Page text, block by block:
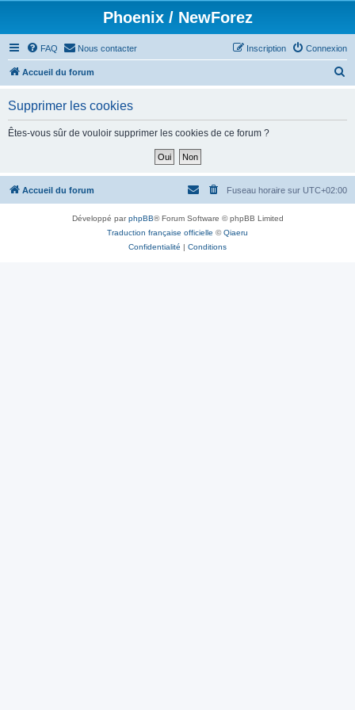
Phoenix / NewForez
FAQ Nous contacter Connexion
Inscription
Accueil du forum
h
Supprimer les cookies
Êtes-vous sûr de vouloir supprimer les cookies de ce forum ?
Accueil du forum Fuseau horaire sur UTC+02:00
Développé parphpBB® Forum Software © phpBB Limited
Traduction française officielle ©Qiaeru
Confidentialité | Conditions